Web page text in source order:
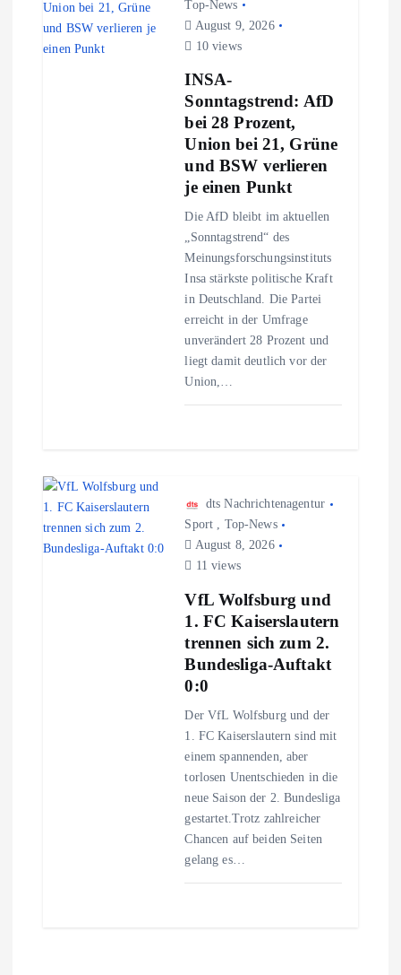
a
v
Top-News
August 9, 2026
10 views
INSA-
Sonntagstrend: AfD
bei 28 Prozent,
Union bei 21, Grüne
und BSW verlieren
je einen Punkt
Die AfD bleibt im aktuellen
„Sonntagstrend“ des
Meinungsforschungsinstituts
Insa stärkste politische Kraft
in Deutschland. Die Partei
erreicht in der Umfrage
unverändert 28 Prozent und
liegt damit deutlich vor der
Union,…
dts Nachrichtenagentur
Sport , Top-News
August 8, 2026
11 views
VfL Wolfsburg und
1. FC Kaiserslautern
trennen sich zum 2.
Bundesliga-Auftakt
0:0
Der VfL Wolfsburg und der
1. FC Kaiserslautern sind mit
einem spannenden, aber
torlosen Unentschieden in die
neue Saison der 2. Bundesliga
gestartet.Trotz zahlreicher
Chancen auf beiden Seiten
gelang es…